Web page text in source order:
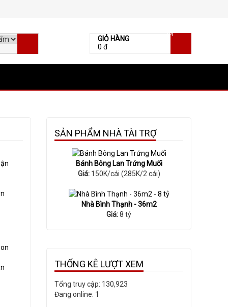
GIỎ HÀNG
0 đ
[0]
SẢN PHẨM NHÀ TÀI TRỢ
Bánh Bông Lan Trứng Muối
Giá:150K/cái (285K/2 cái)
Nhà Bình Thạnh - 36m2
Giá:8 tỷ
THỐNG KÊ LƯỢT XEM
Tổng truy cập: 130,923
Đang online: 1